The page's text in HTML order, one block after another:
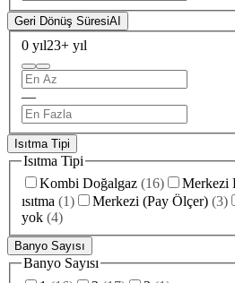
Geri Dönüş SüresiAI
0 yıl23+ yıl
—
Isıtma Tipi
Isıtma Tipi
Kombi Doğalgaz (16) Merkezi
ısıtma (1) Merkezi (Pay Ölçer) (3)
yok (4)
Banyo Sayısı
Banyo Sayısı